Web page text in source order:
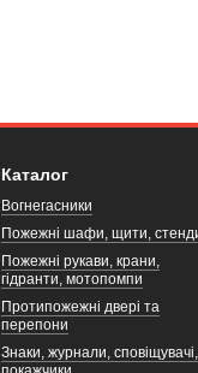
Каталог
Вогнегасники
Пожежні шафи, щити,
Пожежні рукави, крани,
гідранти, мотопомпи
Протипожежні двері та
перепони
Знаки, журнали, сповіщувачі,